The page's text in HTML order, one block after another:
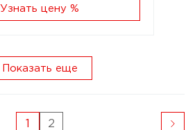
Узнать цену %
Показать еще
1 2